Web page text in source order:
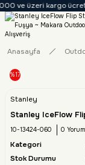
ve üzeri kargo
Anasayfa
%17
Stanley
Stanley IceFlow
10-13424-060 0 Yorum
Kategori
Stok Durumu